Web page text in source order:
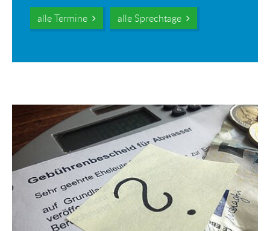
alle Termine alle Sprechtage